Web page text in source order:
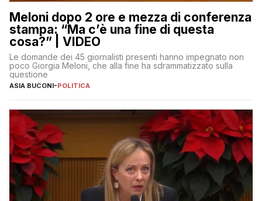
Meloni dopo 2 ore e mezza di conferenza
stampa: “Ma c’è una fine di questa
cosa?” | VIDEO
Le domande dei 45 giornalisti presenti hanno impegnato non
poco Giorgia Meloni, che alla fine ha sdrammatizzato sulla
questione
ASIA BUCONI-POLITICA